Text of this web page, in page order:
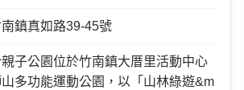
鎮真如路39-45號
子公園位於竹南鎮大厝里活動中心
多功能運動公園，以「山林綠遊&m